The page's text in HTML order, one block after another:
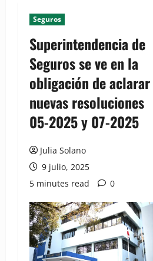
Seguros
Superintendencia de
Seguros se ve en la
obligación de aclarar
nuevas resoluciones
05-2025 y 07-2025
Julia Solano
9 julio, 2025
5 minutes read
0